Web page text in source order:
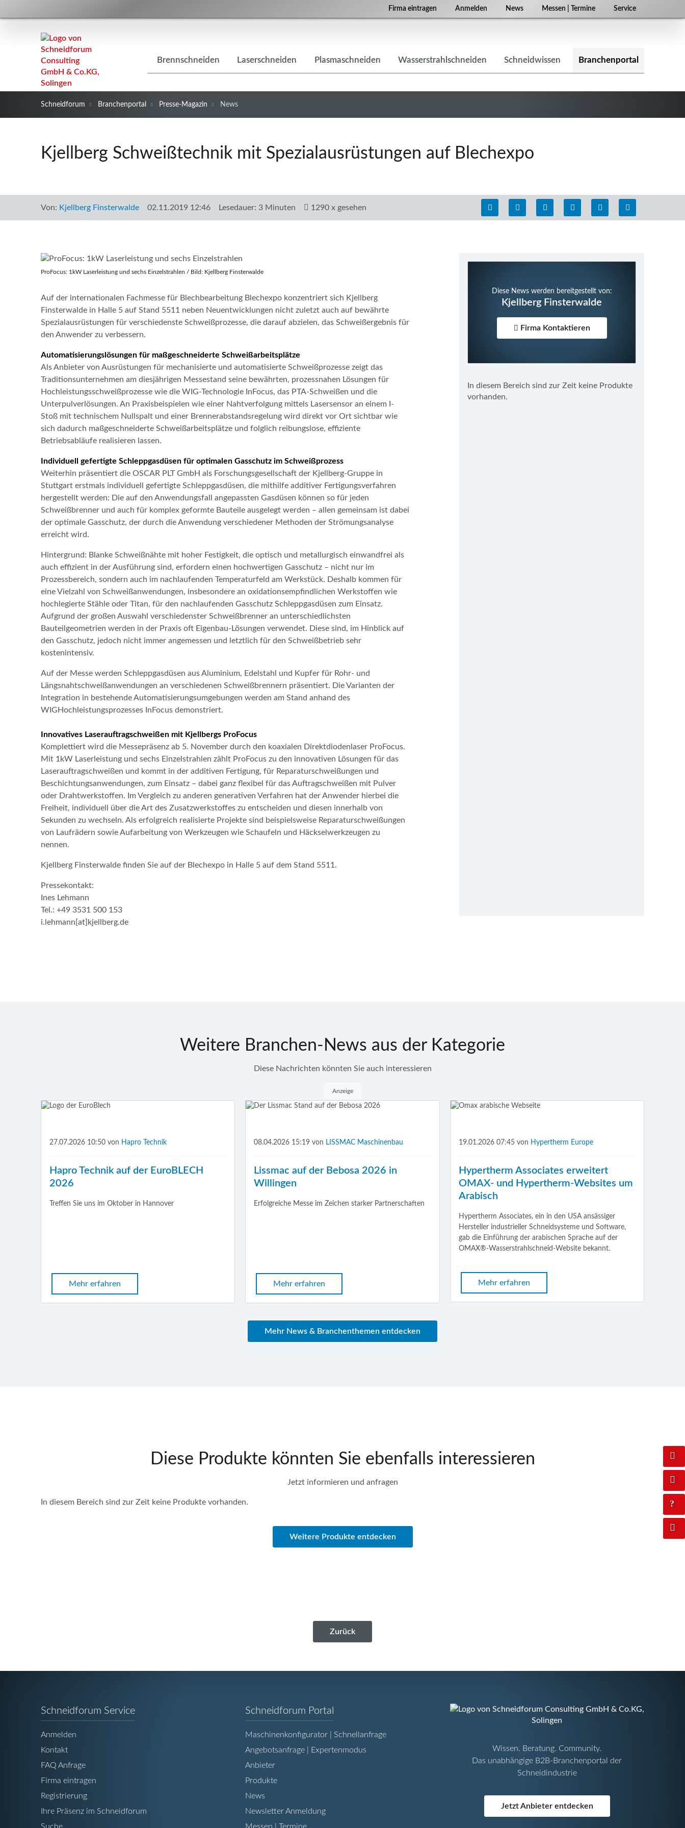
Firma eintragen Anmelden News Messen | Termine Service
überspringen
Brennschneiden Laserschneiden Plasmaschneiden Wasserstrahlschneiden Schneidwissen Branchenportal
Schneidforum Branchenportal Presse-Magazin News
Kjellberg Schweißtechnik mit Spezialausrüstungen auf Blechexpo
Von: Kjellberg Finsterwalde 02.11.2019 12:46 Lesedauer: 3 Minuten 1290 x gesehen
ProFocus: 1kW Laserleistung und sechs Einzelstrahlen / Bild: Kjellberg Finsterwalde
Auf der internationalen Fachmesse für Blechbearbeitung Blechexpo konzentriert sich Kjellberg
Finsterwalde in Halle 5 auf Stand 5511 neben Neuentwicklungen nicht zuletzt auch auf bewährte
Spezialausrüstungen für verschiedenste Schweißprozesse, die darauf abzielen, das Schweißergebnis für
den Anwender zu verbessern.
Automatisierungslösungen für maßgeschneiderte Schweißarbeitsplätze
Als Anbieter von Ausrüstungen für mechanisierte und automatisierte Schweißprozesse zeigt das
Traditionsunternehmen am diesjährigen Messestand seine bewährten, prozessnahen Lösungen für
Hochleistungsschweißprozesse wie die WIG-Technologie InFocus, das PTA-Schweißen und die
Unterpulverlösungen. An Praxisbeispielen wie einer Nahtverfolgung mittels Lasersensor an einem I-
Stoß mit technischem Nullspalt und einer Brennerabstandsregelung wird direkt vor Ort sichtbar wie
sich dadurch maßgeschneiderte Schweißarbeitsplätze und folglich reibungslose, effiziente
Betriebsabläufe realisieren lassen.
Individuell gefertigte Schleppgasdüsen für optimalen Gasschutz im Schweißprozess
Weiterhin präsentiert die OSCAR PLT GmbH als Forschungsgesellschaft der Kjellberg-Gruppe in
Stuttgart erstmals individuell gefertigte Schleppgasdüsen, die mithilfe additiver Fertigungsverfahren
hergestellt werden: Die auf den Anwendungsfall angepassten Gasdüsen können so für jeden
Schweißbrenner und auch für komplex geformte Bauteile ausgelegt werden – allen gemeinsam ist dabei
der optimale Gasschutz, der durch die Anwendung verschiedener Methoden der Strömungsanalyse
erreicht wird.
Hintergrund: Blanke Schweißnähte mit hoher Festigkeit, die optisch und metallurgisch einwandfrei als
auch effizient in der Ausführung sind, erfordern einen hochwertigen Gasschutz – nicht nur im
Prozessbereich, sondern auch im nachlaufenden Temperaturfeld am Werkstück. Deshalb kommen für
eine Vielzahl von Schweißanwendungen, insbesondere an oxidationsempfindlichen Werkstoffen wie
hochlegierte Stähle oder Titan, für den nachlaufenden Gasschutz Schleppgasdüsen zum Einsatz.
Aufgrund der großen Auswahl verschiedenster Schweißbrenner an unterschiedlichsten
Bauteilgeometrien werden in der Praxis oft Eigenbau-Lösungen verwendet. Diese sind, im Hinblick auf
den Gasschutz, jedoch nicht immer angemessen und letztlich für den Schweißbetrieb sehr
kostenintensiv.
Auf der Messe werden Schleppgasdüsen aus Aluminium, Edelstahl und Kupfer für Rohr- und
Längsnahtschweißanwendungen an verschiedenen Schweißbrennern präsentiert. Die Varianten der
Integration in bestehende Automatisierungsumgebungen werden am Stand anhand des
WIGHochleistungsprozesses InFocus demonstriert.
Innovatives Laserauftragschweißen mit Kjellbergs ProFocus
Komplettiert wird die Messepräsenz ab 5. November durch den koaxialen Direktdiodenlaser ProFocus.
Mit 1kW Laserleistung und sechs Einzelstrahlen zählt ProFocus zu den innovativen Lösungen für das
Laserauftragschweißen und kommt in der additiven Fertigung, für Reparaturschweißungen und
Beschichtungsanwendungen, zum Einsatz – dabei ganz flexibel für das Auftragschweißen mit Pulver
oder Drahtwerkstoffen. Im Vergleich zu anderen generativen Verfahren hat der Anwender hierbei die
Freiheit, individuell über die Art des Zusatzwerkstoffes zu entscheiden und diesen innerhalb von
Sekunden zu wechseln. Als erfolgreich realisierte Projekte sind beispielsweise Reparaturschweißungen
von Laufrädern sowie Aufarbeitung von Werkzeugen wie Schaufeln und Häckselwerkzeugen zu
nennen.
Kjellberg Finsterwalde finden Sie auf der Blechexpo in Halle 5 auf dem Stand 5511.
Pressekontakt:
Ines Lehmann
Tel.: +49 3531 500 153
i.lehmann[at]kjellberg.de
Diese News werden bereitgestellt von:
Kjellberg Finsterwalde
Firma Kontaktieren
In diesem Bereich sind zur Zeit keine Produkte
vorhanden.
Weitere Branchen-News aus der Kategorie
Diese Nachrichten könnten Sie auch interessieren
Anzeige
27.07.2026 10:50 von Hapro Technik
Hapro Technik auf der EuroBLECH
2026
Treffen Sie uns im Oktober in Hannover
Mehr erfahren
08.04.2026 15:19 von LISSMAC Maschinenbau
Lissmac auf der Bebosa 2026 in
Willingen
Erfolgreiche Messe im Zeichen starker Partnerschaften
Mehr erfahren
19.01.2026 07:45 von Hypertherm Europe
Hypertherm Associates erweitert
OMAX- und Hypertherm-Websites um
Arabisch
Hypertherm Associates, ein in den USA ansässiger
Hersteller industrieller Schneidsysteme und Software,
gab die Einführung der arabischen Sprache auf der
OMAX®-Wasserstrahlschneid-Website bekannt.
Mehr erfahren
Mehr News & Branchenthemen entdecken
Diese Produkte könnten Sie ebenfalls interessieren
Jetzt informieren und anfragen
In diesem Bereich sind zur Zeit keine Produkte vorhanden.
Weitere Produkte entdecken
Zurück
Schneidforum ServiceNavigation
überspringen
Anmelden
Kontakt
FAQ Anfrage
Firma eintragen
Registrierung
Ihre Präsenz im Schneidforum
Suche
Schneidforum Portal
überspringen
Maschinenkonfigurator | Schnellanfrage
Angebotsanfrage | Expertenmodus
Anbieter
Produkte
News
Newsletter Anmeldung
Messen | Termine
Wissen. Beratung. Community.
Das unabhängige B2B-Branchenportal der
Schneidindustrie
Jetzt Anbieter entdecken